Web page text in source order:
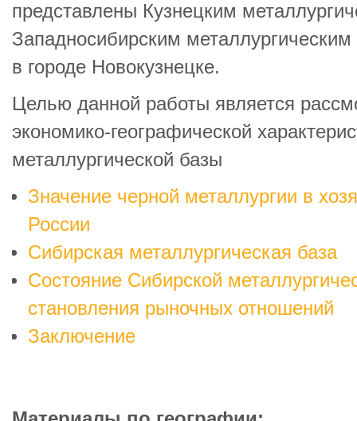
представлены Кузнецким
Западносибирским
в городе Новокузнецке.
Целью данной работы является
экономико-географической
металлургической базы
Значение черной металлургии в
России
Сибирская металлургическая база
Состояние Сибирской
становления рыночных отношений
Заключение